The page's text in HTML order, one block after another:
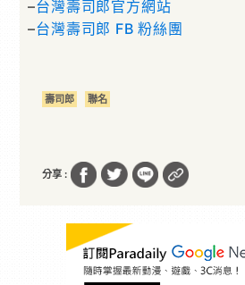
–台灣壽司郎官方網站
–台灣壽司郎 FB 粉絲團
壽司郎 聯名
分享 :